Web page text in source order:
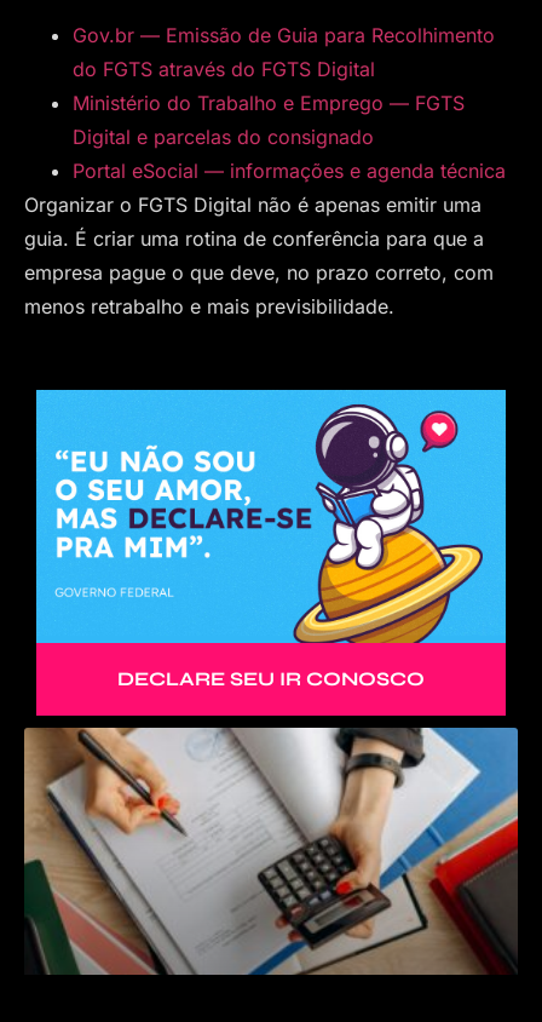
Gov.br — Emissão de Guia para Recolhimento
do FGTS através do FGTS Digital
Ministério do Trabalho e Emprego — FGTS
Digital e parcelas do consignado
Portal eSocial — informações e agenda técnica
Organizar o FGTS Digital não é apenas emitir uma
guia. É criar uma rotina de conferência para que a
empresa pague o que deve, no prazo correto, com
menos retrabalho e mais previsibilidade.
DECLARE SEU IR CONOSCO